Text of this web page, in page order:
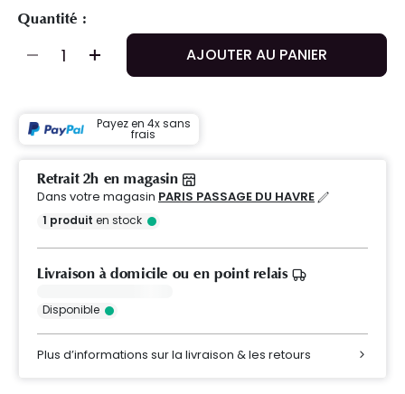
Quantité :
AJOUTER AU PANIER
Payez en 4x sans
frais
Retrait 2h en magasin
Dans votre magasin PARIS PASSAGE DU HAVRE
1 produit en stock
Livraison à domicile ou en point relais
Disponible
Plus d’informations sur la livraison & les retours